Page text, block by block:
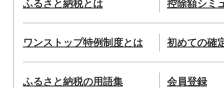
ふるさと納税とは 控除額シミ
ワンストップ特例制度とは 初めての確
ふるさと納税の用語集 会員登録